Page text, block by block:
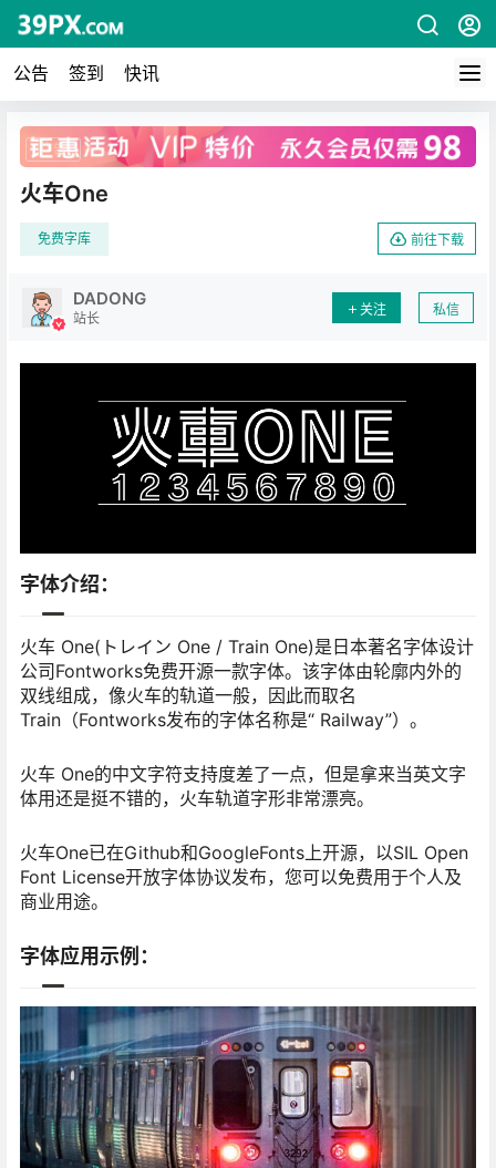
公告 签到 快讯
广告
火车One
免费字库 前往下载
DADONG
站长
关注 私信
字体介绍：
火车 One(トレイン One / Train One)是日本著名字体设计
公司Fontworks免费开源一款字体。该字体由轮廓内外的
双线组成，像火车的轨道一般，因此而取名
Train（Fontworks发布的字体名称是“ Railway”）。
火车 One的中文字符支持度差了一点，但是拿来当英文字
体用还是挺不错的，火车轨道字形非常漂亮。
火车One已在Github和GoogleFonts上开源，以SIL Open
Font License开放字体协议发布，您可以免费用于个人及
商业用途。
字体应用示例：